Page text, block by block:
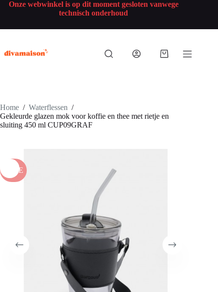
Onze webwinkel is op dit moment gesloten vanwege
technisch onderhoud
Home / Waterflessen /
Gekleurde glazen mok voor koffie en thee met rietje en
sluiting 450 ml CUP09GRAF
SALE